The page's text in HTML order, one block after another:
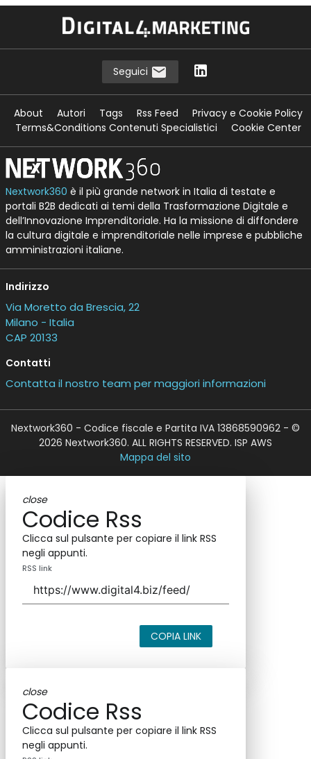
Seguici
About Autori Tags Rss Feed
Privacy e Cookie Policy
Terms&Conditions Contenuti Specialistici
Cookie Center
Nextwork360 è il più grande network in Italia di testate e
portali B2B dedicati ai temi della Trasformazione Digitale e
dell’Innovazione Imprenditoriale. Ha la missione di diffondere
la cultura digitale e imprenditoriale nelle imprese e pubbliche
amministrazioni italiane.
Indirizzo
Via Moretto da Brescia, 22
Milano - Italia
CAP 20133
Contatti
Contatta il nostro team per maggiori informazioni
Nextwork360 - Codice fiscale e Partita IVA 13868590962 - ©
2026 Nextwork360. ALL RIGHTS RESERVED. ISP AWS
Mappa del sito
close
Codice Rss
Clicca sul pulsante per copiare il link RSS
negli appunti.
RSS link
COPIA LINK
close
Codice Rss
Clicca sul pulsante per copiare il link RSS
negli appunti.